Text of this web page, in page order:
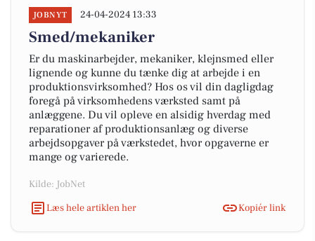
JOBNYT 24-04-2024 13:33
Smed/mekaniker
Er du maskinarbejder, mekaniker, klejnsmed eller
lignende og kunne du tænke dig at arbejde i en
produktionsvirksomhed? Hos os vil din dagligdag
foregå på virksomhedens værksted samt på
anlæggene. Du vil opleve en alsidig hverdag med
reparationer af produktionsanlæg og diverse
arbejdsopgaver på værkstedet, hvor opgaverne er
mange og varierede.
Kilde: JobNet
Læs hele artiklen her
Kopiér link